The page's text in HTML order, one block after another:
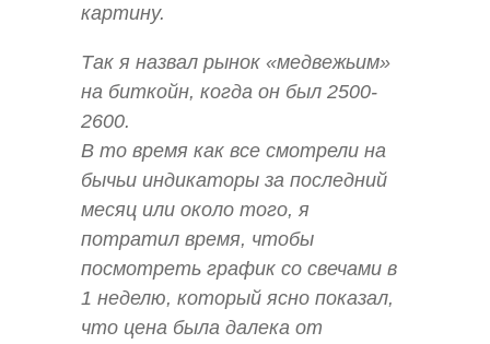
картину.
Так я назвал рынок «медвежьим»
на биткойн, когда он был 2500-
2600.
В то время как все смотрели на
бычьи индикаторы за последний
месяц или около того, я
потратил время, чтобы
посмотреть график со свечами в
1 неделю, который ясно показал,
что цена была далека от